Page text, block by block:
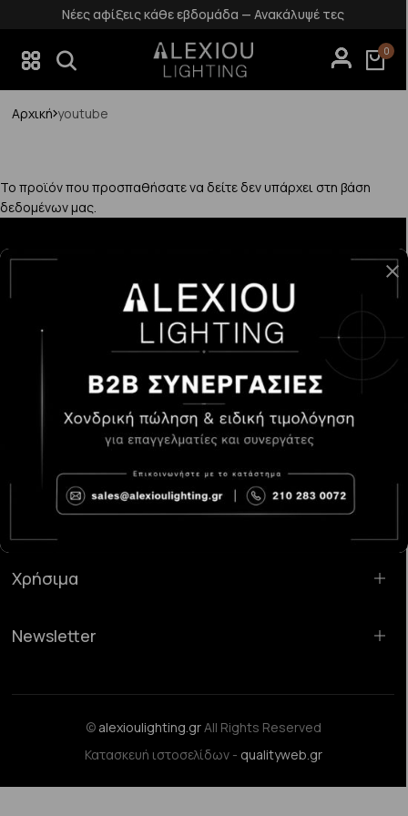
Νέες αφίξεις κάθε εβδομάδα — Ανακάλυψέ τες
0
Αρχική youtube
Το προϊόν που προσπαθήσατε να δείτε δεν υπάρχει στη βάση
δεδομένων μας.
Κατάστημα Χαλάνδρι:Σαρανταπόρου 55, 15232, Χαλάνδρι
sales@alexioulighting.gr
210 283 0072
6983123181
Χρήσιμα
Newsletter
© alexioulighting.grAll Rights Reserved
Κατασκευή ιστοσελίδων - qualityweb.gr